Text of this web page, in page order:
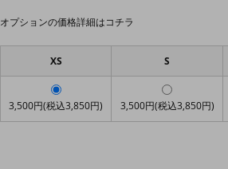
オプションの価格詳細はコチラ
XS S
3,500円(税込3,850円) 3,500円(税込3,850円)